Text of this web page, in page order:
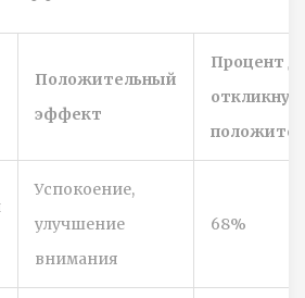
Положительный
эффект
Процент
Успокоение,
улучшение
внимания
68%